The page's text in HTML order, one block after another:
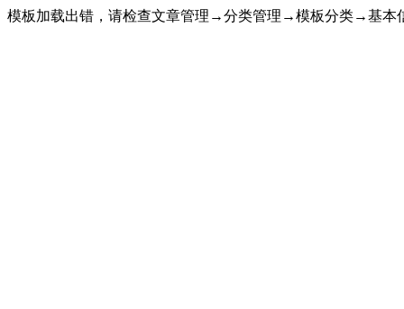
模板加载出错，请检查文章管理→分类管理→模板分类→基本